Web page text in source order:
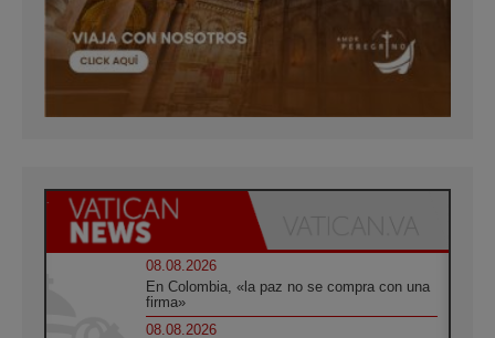
08.08.2026
En Colombia, «la paz no se compra con una
firma»
08.08.2026